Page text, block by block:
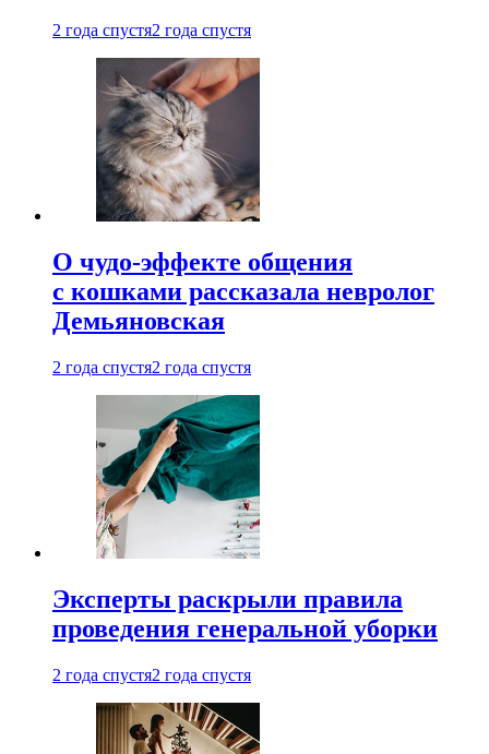
2 года спустя2 года спустя
О чудо-эффекте общения
с кошками рассказала невролог
Демьяновская
2 года спустя2 года спустя
Эксперты раскрыли правила
проведения генеральной уборки
2 года спустя2 года спустя